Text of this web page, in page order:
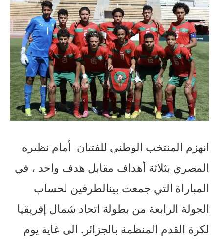
انهزم المنتخب الوطني للفتيان أمام نظيره
المصري بثلاثة أهداف مقابل هدف واحد ، في
المباراة التي جمعت بينالطرفين لحساب
الجولة الرابعة من بطولة اتحاد شمال إفريقيا
لكرة القدم المنظمة بالجزائر . الى غاية يوم